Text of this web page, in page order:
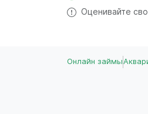
Оценивайте
Онлайн займы